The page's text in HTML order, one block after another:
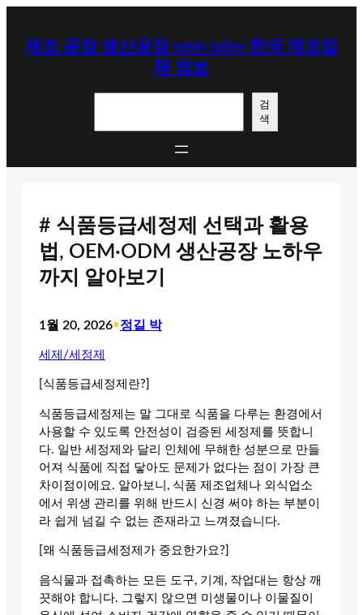
제조 공장 생산공장 oem odm-한국 제조업
체 정보
검
색
# 식품등급세정제 선택과 활용
법, OEM·ODM 생산공장 노하우
까지 알아보기
1월 20, 2026•정길 박
세제/세정제
[식품등급세정제란?]
식품등급세정제는 말 그대로 식품을 다루는 환경에서
사용할 수 있도록 안전성이 검증된 세정제를 뜻합니
다. 일반 세정제와 달리 인체에 무해한 성분으로 만들
어져 식품에 직접 닿아도 문제가 없다는 점이 가장 큰
차이점이에요. 알아보니, 식품 제조업체나 외식업소
에서 위생 관리를 위해 반드시 신경 써야 하는 부분이
라 쉽게 넘길 수 없는 존재라고 느껴졌습니다.
[왜 식품등급세정제가 중요한가요?]
음식물과 접촉하는 모든 도구, 기계, 작업대는 항상 깨
끗해야 합니다. 그렇지 않으면 미생물이나 이물질이